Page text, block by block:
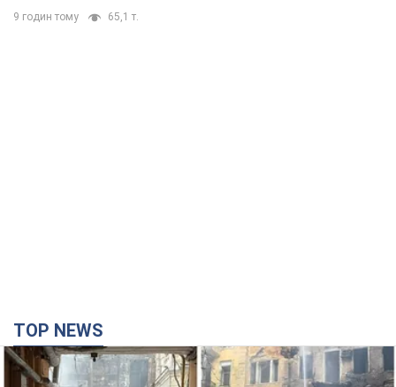
9 годин тому 65,1 т.
TOP NEWS